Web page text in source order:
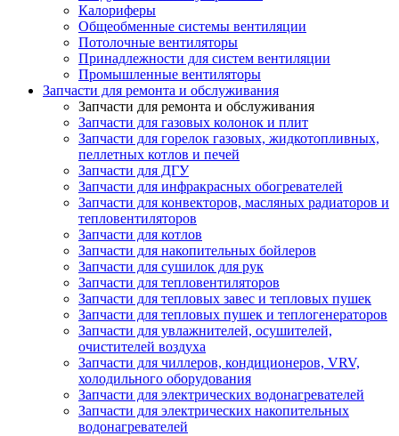
Калориферы
Общеобменные системы вентиляции
Потолочные вентиляторы
Принадлежности для систем вентиляции
Промышленные вентиляторы
Запчасти для ремонта и обслуживания
Запчасти для ремонта и обслуживания
Запчасти для газовых колонок и плит
Запчасти для горелок газовых, жидкотопливных,
пеллетных котлов и печей
Запчасти для ДГУ
Запчасти для инфракрасных обогревателей
Запчасти для конвекторов, масляных радиаторов и
тепловентиляторов
Запчасти для котлов
Запчасти для накопительных бойлеров
Запчасти для сушилок для рук
Запчасти для тепловентиляторов
Запчасти для тепловых завес и тепловых пушек
Запчасти для тепловых пушек и теплогенераторов
Запчасти для увлажнителей, осушителей,
очистителей воздуха
Запчасти для чиллеров, кондиционеров, VRV,
холодильного оборудования
Запчасти для электрических водонагревателей
Запчасти для электрических накопительных
водонагревателей